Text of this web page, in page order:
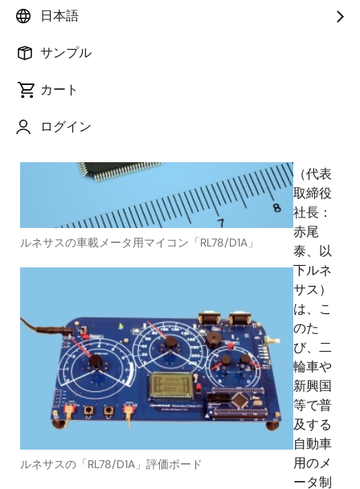
日本語
サンプル
カート
ログイン
ルネサスの車載メータ用マイコン「RL78/D1A」
ルネサスの「RL78/D1A」評価ボード
（代表
取締役
社長：
赤尾
泰、以
下ルネ
サス）
は、こ
のた
び、二
輪車や
新興国
等で普
及する
自動車
用のメ
ータ制